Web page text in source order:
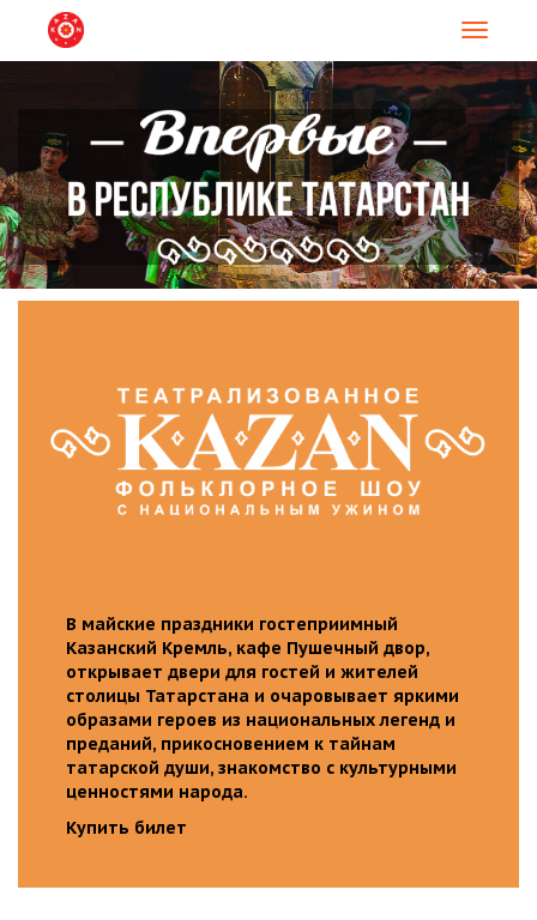
В майские праздники гостеприимный
Казанский Кремль, кафе Пушечный двор,
открывает двери для гостей и жителей
столицы Татарстана и очаровывает яркими
образами героев из национальных легенд и
преданий, прикосновением к тайнам
татарской души, знакомство с культурными
ценностями народа.
Купить билет